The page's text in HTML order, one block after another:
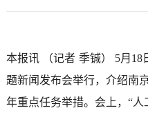
本报讯 （记者 季铖） 5月18
题新闻发布会举行，介绍南
年重点任务举措。会上，“人